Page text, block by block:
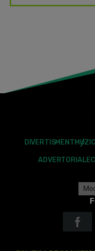
DIVERTISMENT
ADVERTORIALE